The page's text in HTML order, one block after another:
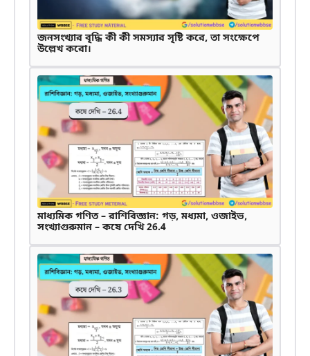
জনসংখ্যার বৃদ্ধি কী কী সমস্যার সৃষ্টি করে, তা সংক্ষেপে
উল্লেখ করো।
মাধ্যমিক গণিত – রাশিবিজ্ঞান: গড়, মধ্যমা, ওজাইভ,
সংখ্যাগুরুমান – কষে দেখি 26.4